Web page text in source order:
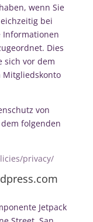
wenn Sie
bei
Informationen
Dies
sich vor dem
Mitgliedskonto
von
folgenden
privacy/
Jetpack